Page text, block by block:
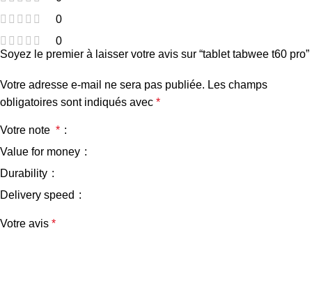
0
0
Soyez le premier à laisser votre avis sur “tablet tabwee t60 pro”
Votre adresse e-mail ne sera pas publiée. Les champs
obligatoires sont indiqués avec *
Votre note *
Value for money
Durability
Delivery speed
Votre avis *